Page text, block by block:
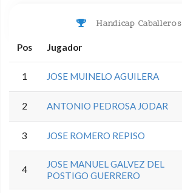
Handicap Caballeros
Pos Jugador
1 JOSE MUINELO AGUILERA
2 ANTONIO PEDROSA JODAR
3 JOSE ROMERO REPISO
4
JOSE MANUEL GALVEZ DEL
POSTIGO GUERRERO